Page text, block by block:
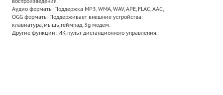
Аудио форматы Поддержка MP3, WMA, WAV, APE, FLAC, AAC,
OGG форматы Поддерживает внешние устройства:
клавиатура, мышь,геймпад, 3g модем.
Другие функции: ИК-пульт дистанционного управления.